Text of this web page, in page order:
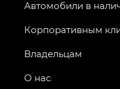
Джи Эс 8
GT, Джи Эль — GL
GS4 — Джи Эс 4
привод — GB
Автомобили в
Корпоративным
Владельцам
О нас